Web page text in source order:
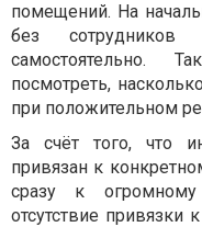
помещений. На
без
самостоятельно.
посмотреть,
при положительном
За счёт того, что
привязан к
сразу к огромному
отсутствие привязки